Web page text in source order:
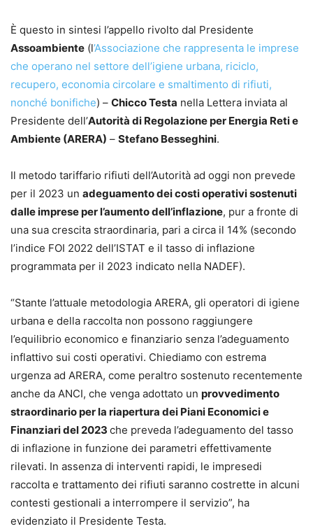
È questo in sintesi l’appello rivolto dal Presidente
Assoambiente (l’Associazione che rappresenta le imprese
che operano nel settore dell’igiene urbana, riciclo,
recupero, economia circolare e smaltimento di rifiuti,
nonché bonifiche) – Chicco Testa nella Lettera inviata al
Presidente dell’Autorità di Regolazione per Energia Reti e
Ambiente (ARERA) – Stefano Besseghini.
Il metodo tariffario rifiuti dell’Autorità ad oggi non prevede
per il 2023 un adeguamento dei costi operativi sostenuti
dalle imprese per l’aumento dell’inflazione, pur a fronte di
una sua crescita straordinaria, pari a circa il 14% (secondo
l’indice FOI 2022 dell’ISTAT e il tasso di inflazione
programmata per il 2023 indicato nella NADEF).
“Stante l’attuale metodologia ARERA, gli operatori di igiene
urbana e della raccolta non possono raggiungere
l’equilibrio economico e finanziario senza l’adeguamento
inflattivo sui costi operativi. Chiediamo con estrema
urgenza ad ARERA, come peraltro sostenuto recentemente
anche da ANCI, che venga adottato un provvedimento
straordinario per la riapertura dei Piani Economici e
Finanziari del 2023 che preveda l’adeguamento del tasso
di inflazione in funzione dei parametri effettivamente
rilevati. In assenza di interventi rapidi, le impresedi
raccolta e trattamento dei rifiuti saranno costrette in alcuni
contesti gestionali a interrompere il servizio”, ha
evidenziato il Presidente Testa.